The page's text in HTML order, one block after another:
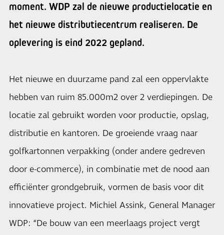
moment. WDP zal de nieuwe productielocatie en
het nieuwe distributiecentrum realiseren. De
oplevering is eind 2022 gepland.
Het nieuwe en duurzame pand zal een oppervlakte
hebben van ruim 85.000m2 over 2 verdiepingen. De
locatie zal gebruikt worden voor productie, opslag,
distributie en kantoren. De groeiende vraag naar
golfkartonnen verpakking (onder andere gedreven
door e-commerce), in combinatie met de nood aan
efficiënter grondgebruik, vormen de basis voor dit
innovatieve project. Michiel Assink, General Manager
WDP: “De bouw van een meerlaags project vergt